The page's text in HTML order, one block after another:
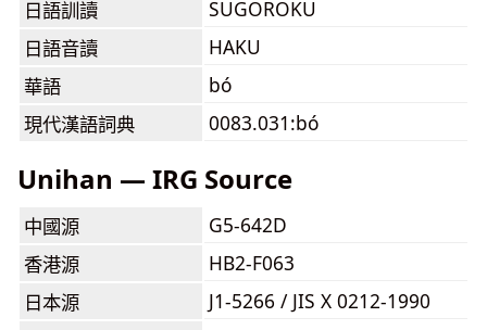
日語訓讀
SUGOROKU
日語音讀
HAKU
華語
bó
現代漢語詞典
0083.031:bó
Unihan — IRG Source
中國源
G5-642D
香港源
HB2-F063
日本源
J1-5266 / JIS X 0212-1990